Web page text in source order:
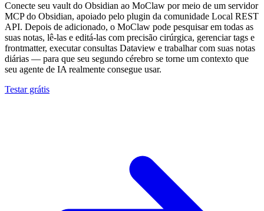
Conecte seu vault do Obsidian ao MoClaw por meio de um servidor
MCP do Obsidian, apoiado pelo plugin da comunidade Local REST
API. Depois de adicionado, o MoClaw pode pesquisar em todas as
suas notas, lê-las e editá-las com precisão cirúrgica, gerenciar tags e
frontmatter, executar consultas Dataview e trabalhar com suas notas
diárias — para que seu segundo cérebro se torne um contexto que
seu agente de IA realmente consegue usar.
Testar grátis